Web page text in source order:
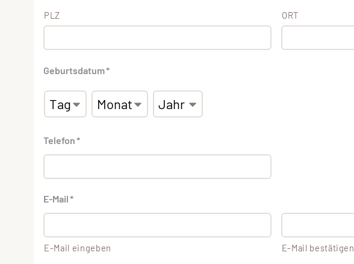
PLZ ORT
Geburtsdatum*
Telefon*
E-Mail*
E-Mail eingeben E-Mail bestätigen